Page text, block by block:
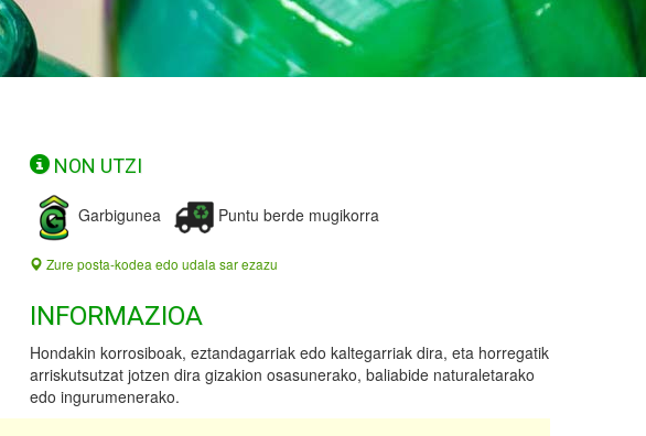
NON UTZI
Garbigunea Puntu berde mugikorra
Zure posta-kodea edo udala sar ezazu
INFORMAZIOA
Hondakin korrosiboak, eztandagarriak edo kaltegarriak dira, eta horregatik
arriskutsutzat jotzen dira gizakion osasunerako, baliabide naturaletarako
edo ingurumenerako.